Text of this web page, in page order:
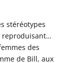
stéréotypes
reproduisant…
des
de Bill, aux